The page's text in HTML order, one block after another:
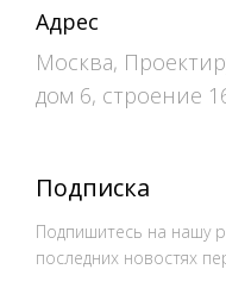
Адрес
Москва,
дом 6, строение
Подписка
Подпишитесь на нашу
последних новостях